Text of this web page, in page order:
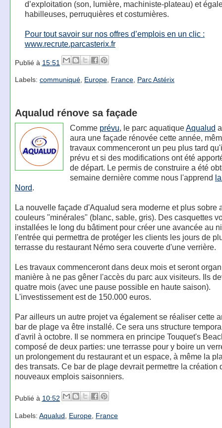
d’exploitation (son, lumière, machiniste-plateau) et
habilleuses, perruquières et costumières.
Pour tout savoir sur nos offres d’emplois en un clic :
www.recrute.parcasterix.fr
Publié à 15:51
Labels: communiqué, Europe, France, Parc Astérix
Aqualud rénove sa façade
Comme prévu, le parc aquatiqueAqualud
aura une façade rénovée cette année,
travaux commenceront un peu plus tard
prévu et si des modifications ont été
de départ. Le permis de construire a été
semaine dernière comme nous l'apprend
Nord.
La nouvelle façade d'Aqualud sera moderne et plus sobre
couleurs "minérales" (blanc, sable, gris). Des casquettes
installées le long du bâtiment pour créer une avancée au
l'entrée qui permettra de protéger les clients les jours de
terrasse du restaurant Némo sera couverte d'une verrière.
Les travaux commenceront dans deux mois et seront
manière à ne pas gêner l'accès du parc aux visiteurs. Ils
quatre mois (avec une pause possible en haute saison).
L'investissement est de 150.000 euros.
Par ailleurs un autre projet va également se réaliser cette
bar de plage va être installé. Ce sera uns structure
d'avril à octobre. Il se nommera en principe Touquet's
composé de deux parties: une terrasse pour y boire un
un prolongement du restaurant et un espace, à même la
des transats. Ce bar de plage devrait permettre la création
nouveaux emplois saisonniers.
Publié à 10:52
Labels: Aqualud Europe, France